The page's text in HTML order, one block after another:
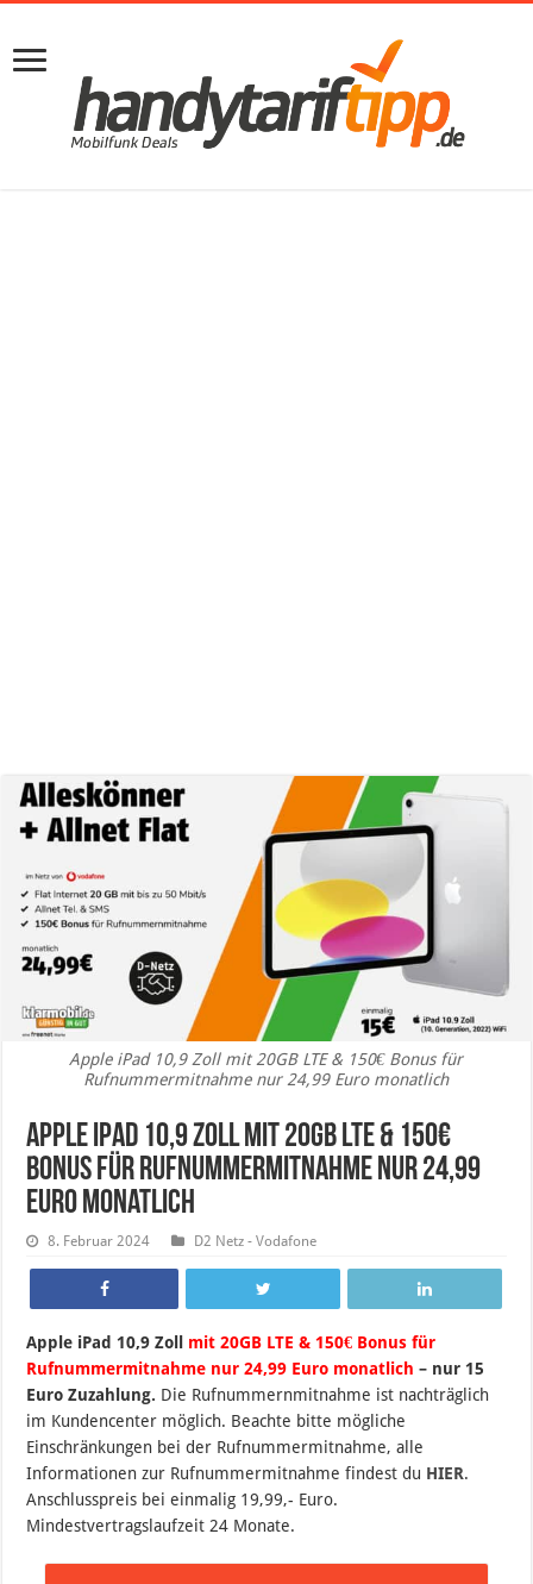
Apple iPad 10,9 Zoll mit 20GB LTE & 150€ Bonus für
Rufnummermitnahme nur 24,99 Euro monatlich
Apple iPad 10,9 Zoll mit 20GB LTE & 150€
Bonus für Rufnummermitnahme nur 24,99
Euro monatlich
8. Februar 2024 D2 Netz - Vodafone
Apple iPad 10,9 Zoll mit 20GB LTE & 150€ Bonus für
Rufnummermitnahme nur 24,99 Euro monatlich – nur 15
Euro Zuzahlung. Die Rufnummernmitnahme ist nachträglich
im Kundencenter möglich. Beachte bitte mögliche
Einschränkungen bei der Rufnummermitnahme, alle
Informationen zur Rufnummermitnahme findest du HIER.
Anschlusspreis bei einmalig 19,99,- Euro.
Mindestvertragslaufzeit 24 Monate.